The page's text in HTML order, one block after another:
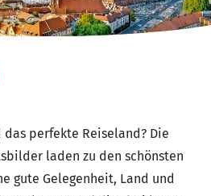
perfekte Reiseland? Die
laden zu den schönsten
gute Gelegenheit, Land und